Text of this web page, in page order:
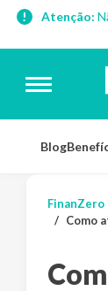
Atenção:
Blog
FinanZero
Como